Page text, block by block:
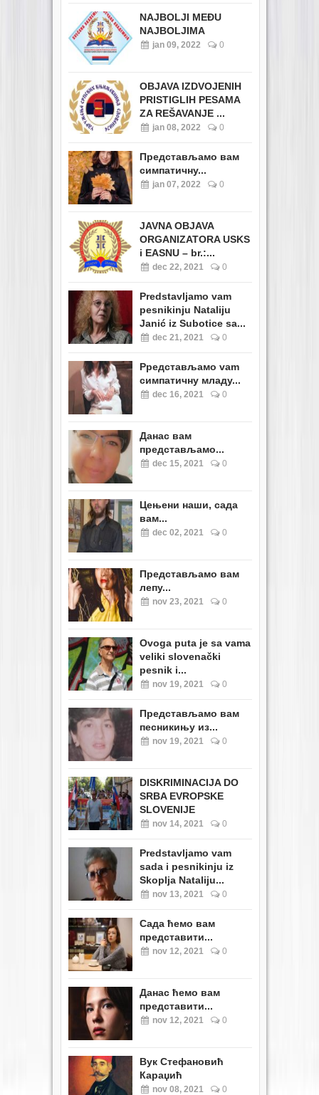
NAJBOLJI MEĐU
NAJBOLJIMA
jan 09, 2022 0
OBJAVA IZDVOJENIH
PRISTIGLIH PESAMA
ZA REŠAVANJE ...
jan 08, 2022 0
Представљамо вам
симпатичну...
jan 07, 2022 0
JAVNA OBJAVA
ORGANIZATORA USKS
i EASNU – br.:...
dec 22, 2021 0
Predstavljamo vam
pesnikinju Nataliju
Janić iz Subotice sa...
dec 21, 2021 0
Pредстављамо vam
симпатичну младу...
dec 16, 2021 0
Данас вам
представљамо...
dec 15, 2021 0
Цењени наши, сада
вам...
dec 02, 2021 0
Представљамо вам
лепу...
nov 23, 2021 0
Ovoga puta je sa vama
veliki slovenački
pesnik i...
nov 19, 2021 0
Представљамо вам
песникињу из...
nov 19, 2021 0
DISKRIMINACIJA DO
SRBA EVROPSKE
SLOVENIJE
nov 14, 2021 0
Predstavljamo vam
sada i pesnikinju iz
Skoplja Nataliju...
nov 13, 2021 0
Сада ћемо вам
представити...
nov 12, 2021 0
Данас ћемо вам
представити...
nov 12, 2021 0
Вук Стефановић
Караџић
nov 08, 2021 0